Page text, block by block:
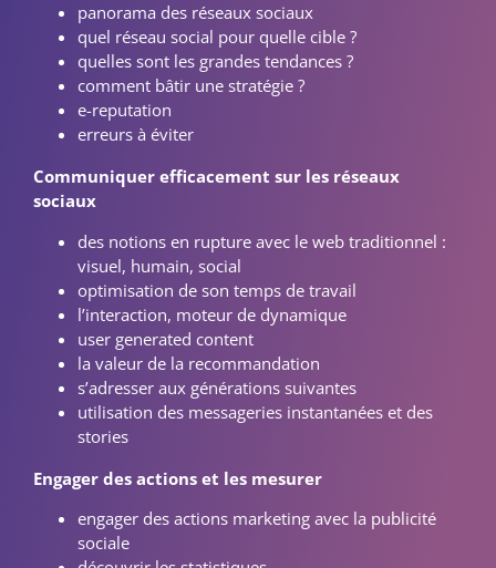
panorama des réseaux sociaux
quel réseau social pour quelle cible ?
quelles sont les grandes tendances ?
comment bâtir une stratégie ?
e-reputation
erreurs à éviter
Communiquer efficacement sur les réseaux
sociaux
des notions en rupture avec le web traditionnel :
visuel, humain, social
optimisation de son temps de travail
l’interaction, moteur de dynamique
user generated content
la valeur de la recommandation
s’adresser aux générations suivantes
utilisation des messageries instantanées et des
stories
Engager des actions et les mesurer
engager des actions marketing avec la publicité
sociale